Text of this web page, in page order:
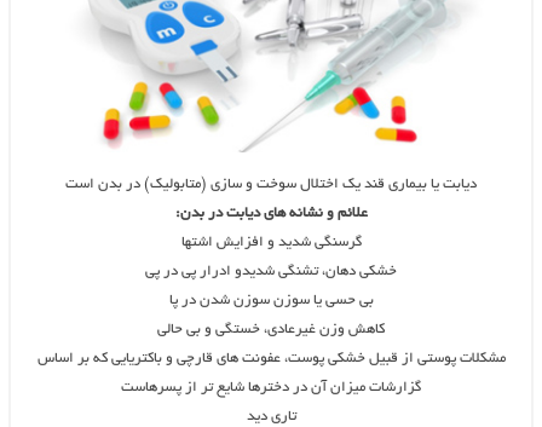
دیابت یا بیماری قند یک اختلال سوخت و سازی (متابولیک) در بدن است
علائم و نشانه های دیابت در بدن:
گرسنگی شدید و افزایش اشتها
خشکی دهان، تشنگی شدیدو ادرار پی در پی
بی حسی یا سوزن سوزن شدن در پا
کاهش وزن غیرعادی، خستگی و بی حالی
مشکلات پوستی از قبیل خشکی پوست، عفونت های قارچی و باکتریایی که بر اساس
گزارشات میزان آن در دخترها شایع تر از پسرهاست
تاری دید